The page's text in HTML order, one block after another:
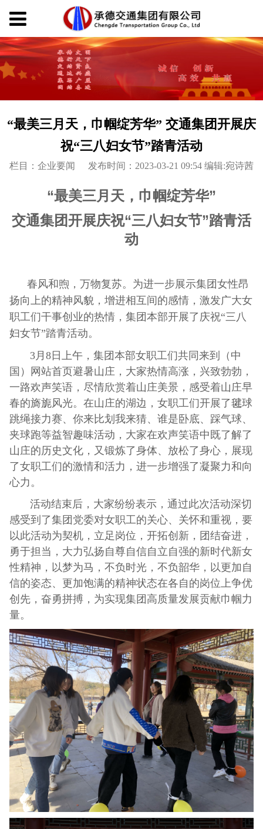
“最美三月天，巾帼绽芳华” 交通集团开展庆
祝“三八妇女节”踏青活动
栏目：企业要闻 发布时间：2023-03-21 09:54 编辑:宛诗茜
“最美三月天，巾帼绽芳华”
交通集团开展庆祝“三八妇女节”踏青活
动
春风和煦，万物复苏。为进一步展示集团女性昂
扬向上的精神风貌，增进相互间的感情，激发广大女
职工们干事创业的热情，集团本部开展了庆祝“三八
妇女节”踏青活动。
3月8日上午，集团本部女职工们共同来到（中
国）网站首页避暑山庄，大家热情高涨，兴致勃勃，
一路欢声笑语，尽情欣赏着山庄美景，感受着山庄早
春的旖旎风光。在山庄的湖边，女职工们开展了毽球
跳绳接力赛、你来比划我来猜、谁是卧底、踩气球、
夹球跑等益智趣味活动，大家在欢声笑语中既了解了
山庄的历史文化，又锻炼了身体、放松了身心，展现
了女职工们的激情和活力，进一步增强了凝聚力和向
心力。
活动结束后，大家纷纷表示，通过此次活动深切
感受到了集团党委对女职工的关心、关怀和重视，要
以此活动为契机，立足岗位，开拓创新，团结奋进，
勇于担当，大力弘扬自尊自信自立自强的新时代新女
性精神，以梦为马，不负时光，不负韶华，以更加自
信的姿态、更加饱满的精神状态在各自的岗位上争优
创先，奋勇拼搏，为实现集团高质量发展贡献巾帼力
量。